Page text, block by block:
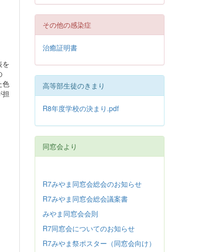
を
色
その他の感染症
治癒証明書
高等部生徒のきまり
R8年度学校の決まり.pdf
同窓会より
R7みやま同窓会総会のお知らせ
R7みやま同窓会総会議案書
みやま同窓会会則
R7同窓会についてのお知らせ
R7みやま祭ポスター（同窓会向け）